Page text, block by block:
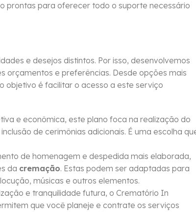
prontas para oferecer todo o suporte necessário
e desejos distintos. Por isso, desenvolvemos
orçamentos e preferências. Desde opções mais
objetivo é facilitar o acesso a este serviço
e econômica, este plano foca na realização do
de cerimônias adicionais. É uma escolha
de homenagem e despedida mais elaborada,
da cremação. Estas podem ser adaptadas para
músicas e outros elementos.
e tranquilidade futura, o Crematório In
que você planeje e contrate os serviços